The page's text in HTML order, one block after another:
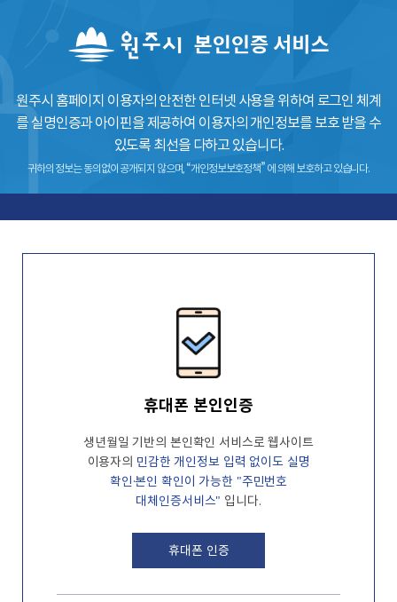
원주시 홈페이지 이용자의 안전한 인터넷 사용을 위하여 로그인 체계
를실명인증과 아이핀을 제공하여 이용자의 개인정보를 보호 받을 수
있도록 최선을 다하고 있습니다.
귀하의 정보는 동의없이 공개되지 않으며, “개인정보보호정책” 에 의해 보호하고 있습니다.
휴대폰 본인인증
생년월일 기반의 본인확인 서비스로 웹사이트
이용자의 민감한 개인정보 입력 없이도실명
확인·본인 확인이 가능한 "주민번호
대체인증서비스" 입니다.
휴대폰 인증